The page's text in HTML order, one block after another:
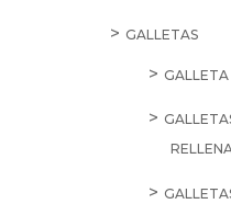
GALLETAS